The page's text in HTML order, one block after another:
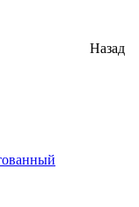
Назад